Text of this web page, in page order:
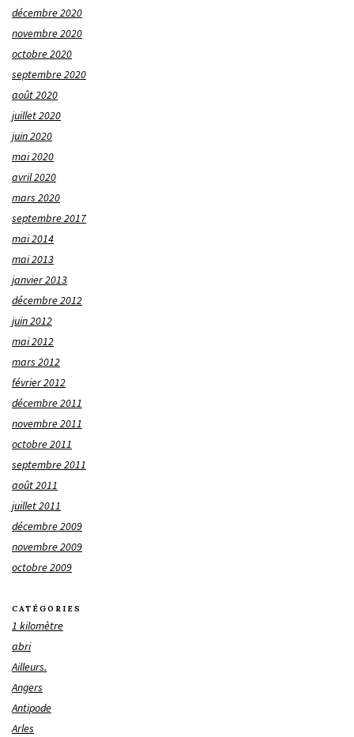
décembre 2020
novembre 2020
octobre 2020
septembre 2020
août 2020
juillet 2020
juin 2020
mai 2020
avril 2020
mars 2020
septembre 2017
mai 2014
mai 2013
janvier 2013
décembre 2012
juin 2012
mai 2012
mars 2012
février 2012
décembre 2011
novembre 2011
octobre 2011
septembre 2011
août 2011
juillet 2011
décembre 2009
novembre 2009
octobre 2009
CATÉGORIES
1 kilomètre
abri
Ailleurs.
Angers
Antipode
Arles